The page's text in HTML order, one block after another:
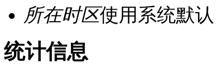
所在时区使用系统默认
统计信息